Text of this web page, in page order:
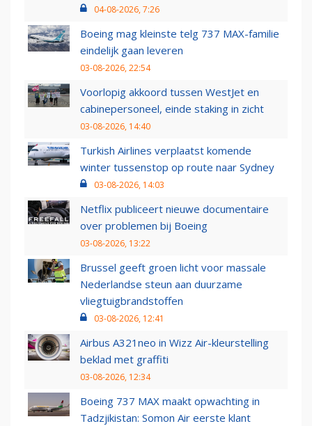
04-08-2026, 7:26
Boeing mag kleinste telg 737 MAX-familie
eindelijk gaan leveren
03-08-2026, 22:54
Voorlopig akkoord tussen WestJet en
cabinepersoneel, einde staking in zicht
03-08-2026, 14:40
Turkish Airlines verplaatst komende
winter tussenstop op route naar Sydney
03-08-2026, 14:03
Netflix publiceert nieuwe documentaire
over problemen bij Boeing
03-08-2026, 13:22
Brussel geeft groen licht voor massale
Nederlandse steun aan duurzame
vliegtuigbrandstoffen
03-08-2026, 12:41
Airbus A321neo in Wizz Air-kleurstelling
beklad met graffiti
03-08-2026, 12:34
Boeing 737 MAX maakt opwachting in
Tadzjikistan: Somon Air eerste klant